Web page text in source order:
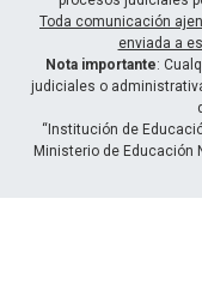
Toda comunicación
enviada a
Nota importante:
judiciales o
“Institución de
Ministerio de Educación